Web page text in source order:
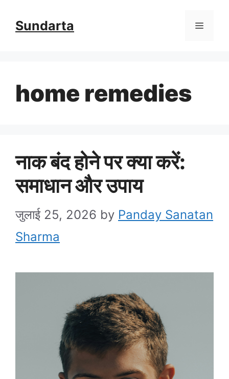
Sundarta Menu
home remedies
नाक बंद होने पर क्या करें:
समाधान और उपाय
जुलाई 25, 2026 by Panday Sanatan
Sharma